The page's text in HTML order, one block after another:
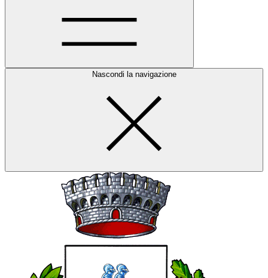
Nascondi la navigazione